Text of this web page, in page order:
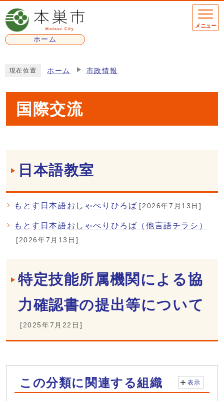
ページの先頭です
ホーム
メニュー
現在位置 ホーム 市政情報
国際交流
メインメニュー
日本語教室
もとす日本語おしゃべりひろば [2026年7月13日]
もとす日本語おしゃべりひろば（他言語チラシ）
[2026年7月13日]
特定技能所属機関による協
力確認書の提出等について
[2025年7月22日]
この分類に関連する組織 表示